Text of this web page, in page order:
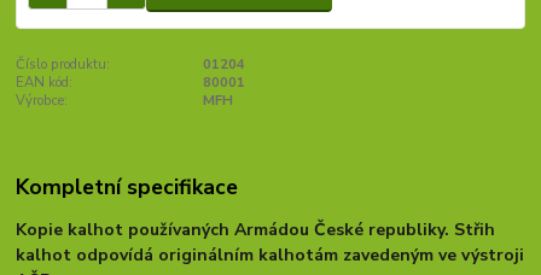
Číslo produktu:
01204
EAN kód:
80001
Výrobce:
MFH
Kompletní specifikace
Kopie kalhot používaných Armádou České republiky. Střih
kalhot odpovídá originálním kalhotám zavedeným ve výstroji